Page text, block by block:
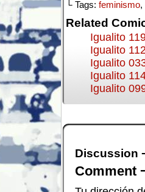
└ Tags: feminismo,
Related
Igualito
Igualito
Igualito
Igualito
Igualito
Discussion
Comment